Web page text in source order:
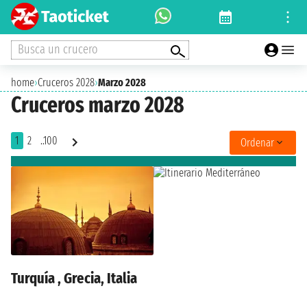
Busca un crucero
home›Cruceros 2028›Marzo 2028
Cruceros marzo 2028
1 2 ..100 Ordenar
Turquía , Grecia, Italia